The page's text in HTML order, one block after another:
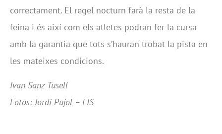
correctament. El regel nocturn farà la resta de la
feina i és així com els atletes podran fer la cursa
amb la garantia que tots s’hauran trobat la pista en
les mateixes condicions.
Ivan Sanz Tusell
Fotos: Jordi Pujol – FIS